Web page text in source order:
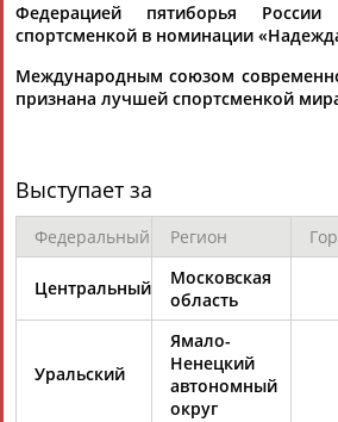
Камалудин
АБДУЛДАУДОВ
Абдула
АБДУЛЖАЛИЛОВ
Магомед
24 персон из 13181
ТАБЛО АКТИВНОСТИ
ЦЕЛИ ПРОЕКТА КОНТАКТЫ
Федерацией пятиборья
спортсменкой в номинации
Международным союзом
признана лучшей спортсменкой
Выступает за
Федеральный Регион
Центральный
Московская
область
Уральский
Ямало-
Ненецкий
автономный
округ